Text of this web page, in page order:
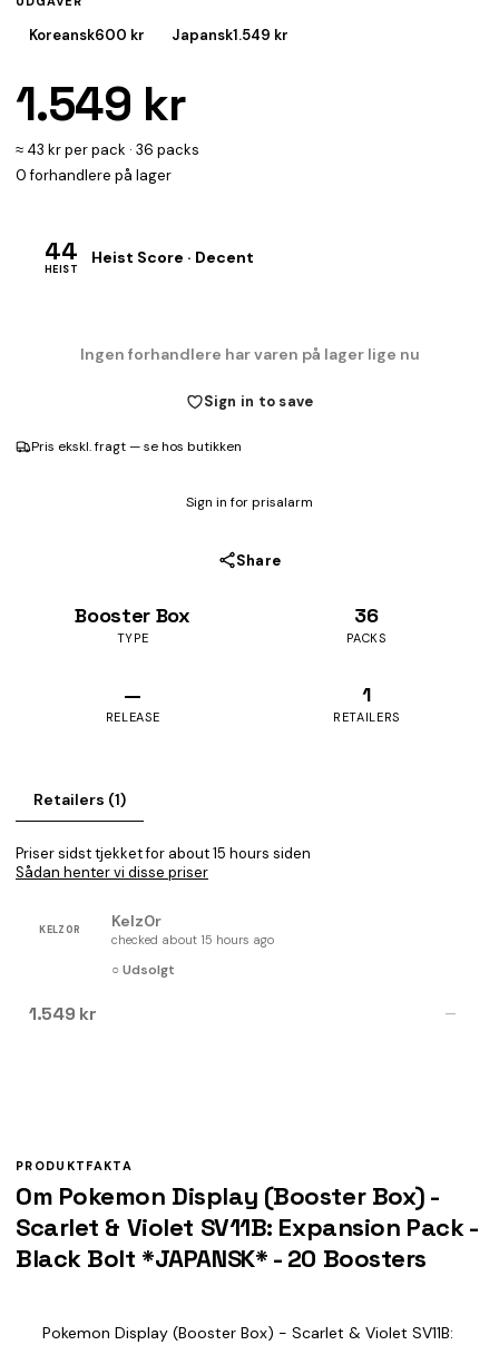
Koreansk600 kr Japansk1.549 kr
1.549 kr
≈ 43 kr per pack · 36 packs
0 forhandlere på lager
44
HEIST
Heist Score · Decent
Ingen forhandlere har varen på lager lige nu
Sign in to save
Pris ekskl. fragt — se hos butikken
Sign in for prisalarm
Share
Booster Box
TYPE
36
PACKS
—
RELEASE
1
RETAILERS
Retailers (1)
Priser sidst tjekket for about 15 hours siden
Sådan henter vi disse priser
KELZ0R Kelz0r
checked about 15 hours ago
○ Udsolgt
1.549 kr —
PRODUKTFAKTA
Om Pokemon Display (Booster Box) -
Scarlet & Violet SV11B: Expansion Pack -
Black Bolt *JAPANSK* - 20 Boosters
Pokemon Display (Booster Box) - Scarlet & Violet SV11B: